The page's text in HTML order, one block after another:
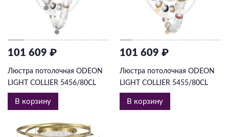
101 609 ₽
Люстра потолочная ODEON
LIGHT COLLIER 5456/80CL
В корзину
101 609 ₽
Люстра потолочная ODEON
LIGHT COLLIER 5455/80CL
В корзину